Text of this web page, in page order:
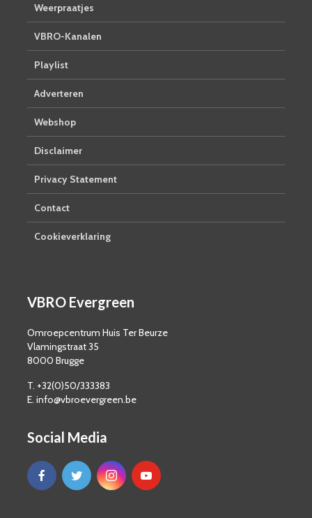
Weerpraatjes
VBRO-Kanalen
Playlist
Adverteren
Webshop
Disclaimer
Privacy Statement
Contact
Cookieverklaring
VBRO Evergreen
Omroepcentrum Huis Ter Beurze
Vlamingstraat 35
8000 Brugge
T. +32(0)50/333383
E. info@vbroevergreen.be
Social Media